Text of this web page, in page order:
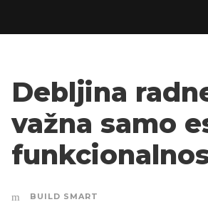
Debljina
važna samo
BUILD SMART